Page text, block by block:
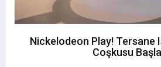
Nickelodeon Play! Tersane
Coşkusu